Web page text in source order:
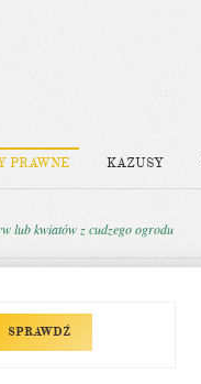
PRAWNE KAZUSY
lub kwiatów z cudzego ogrodu
SPRAWDŹ